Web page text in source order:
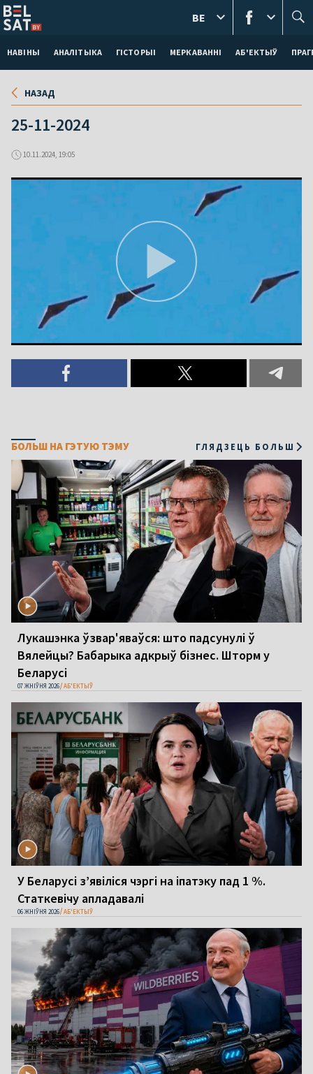
НАВІНЫ АНАЛІТЫКА ГІСТОРЫІ МЕРКАВАННI АБ'ЕКТЫЎ
BE
НАЗАД
25-11-2024
10.11.2024, 19:05
БОЛЬШ НА ГЭТУЮ ТЭМУ ГЛЯДЗЕЦЬ БОЛЬШ
Лукашэнка ўзвар'яваўся: што падсунулі ў
Вялейцы? Бабарыка адкрыў бізнес. Шторм у
Беларусі
07 ЖНІЎНЯ 2026 АБ'ЕКТЫЎ
У Беларусі з’явіліся чэргі на іпатэку пад 1 %.
Статкевічу апладавалі
06 ЖНІЎНЯ 2026 АБ'ЕКТЫЎ